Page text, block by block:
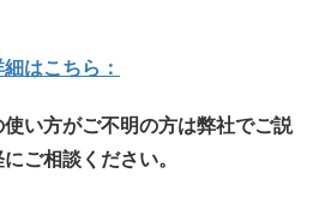
はこちら：
使い方がご不明の方は弊社でご説
ご相談ください。